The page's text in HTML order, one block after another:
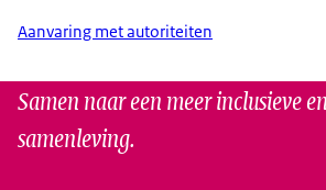
Aanvaring met autoriteiten
Samen naar een meer inclusieve
samenleving.